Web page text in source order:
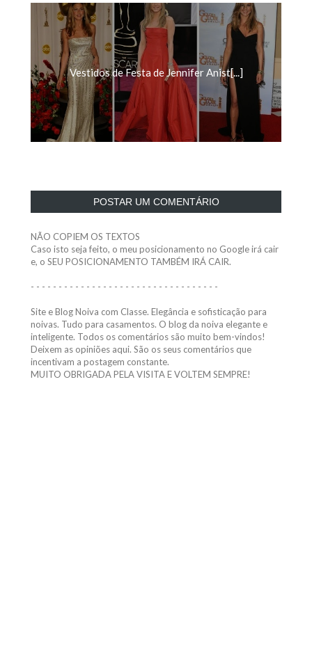
Vestidos de Festa de Jennifer Anist[...]
POSTAR UM COMENTÁRIO
Caso isto seja feito, o meu posicionamento no Google irá cair
e, o SEU POSICIONAMENTO TAMBÉM IRÁ CAIR.
noivas. Tudo para casamentos. O blog da noiva elegante e
inteligente. Todos os comentários são muito bem-vindos!
Deixem as opiniões aqui. São os seus comentários que
incentivam a postagem constante.
MUITO OBRIGADA PELA VISITA E VOLTEM SEMPRE!